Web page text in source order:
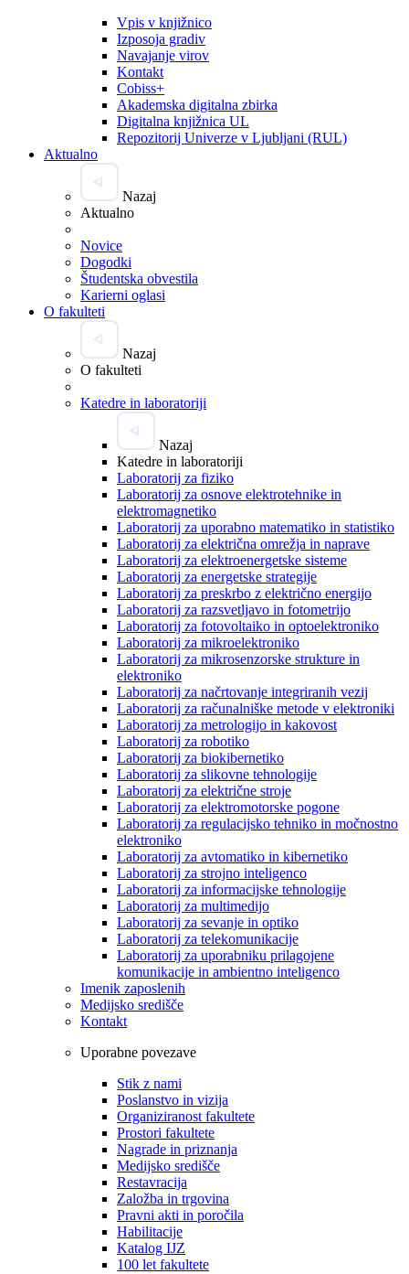
Vpis v knjižnico
Izposoja gradiv
Navajanje virov
Kontakt
Cobiss+
Akademska digitalna zbirka
Digitalna knjižnica UL
Repozitorij Univerze v Ljubljani (RUL)
Aktualno
Nazaj
Aktualno
Novice
Dogodki
Študentska obvestila
Karierni oglasi
O fakulteti
Nazaj
O fakulteti
Katedre in laboratoriji
Nazaj
Katedre in laboratoriji
Laboratorij za fiziko
Laboratorij za osnove elektrotehnike in
elektromagnetiko
Laboratorij za uporabno matematiko in statistiko
Laboratorij za električna omrežja in naprave
Laboratorij za elektroenergetske sisteme
Laboratorij za energetske strategije
Laboratorij za preskrbo z električno energijo
Laboratorij za razsvetljavo in fotometrijo
Laboratorij za fotovoltaiko in optoelektroniko
Laboratorij za mikroelektroniko
Laboratorij za mikrosenzorske strukture in
elektroniko
Laboratorij za načrtovanje integriranih vezij
Laboratorij za računalniške metode v elektroniki
Laboratorij za metrologijo in kakovost
Laboratorij za robotiko
Laboratorij za biokibernetiko
Laboratorij za slikovne tehnologije
Laboratorij za električne stroje
Laboratorij za elektromotorske pogone
Laboratorij za regulacijsko tehniko in močnostno
elektroniko
Laboratorij za avtomatiko in kibernetiko
Laboratorij za strojno inteligenco
Laboratorij za informacijske tehnologije
Laboratorij za multimedijo
Laboratorij za sevanje in optiko
Laboratorij za telekomunikacije
Laboratorij za uporabniku prilagojene
komunikacije in ambientno inteligenco
Imenik zaposlenih
Medijsko središče
Kontakt
Uporabne povezave
Stik z nami
Poslanstvo in vizija
Organiziranost fakultete
Prostori fakultete
Nagrade in priznanja
Medijsko središče
Restavracija
Založba in trgovina
Pravni akti in poročila
Habilitacije
Katalog IJZ
100 let fakultete